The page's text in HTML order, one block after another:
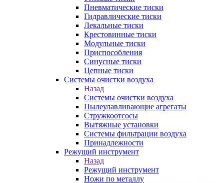
Пневматические тиски
Гидравлические тиски
Лекальные тиски
Крестовинные тиски
Модульные тиски
Приспособления
Синусные тиски
Цепные тиски
Системы очистки воздуха
Назад
Системы очистки воздуха
Пылеулавливающие агрегаты
Стружкоотсосы
Вытяжные установки
Системы фильтрации воздуха
Принадлежности
Режущий инструмент
Назад
Режущий инструмент
Ножи по металлу